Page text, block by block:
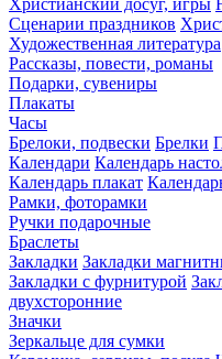
Сценарии праздников
Художественная литература
Рассказы, повести, романы
Подарки, сувениры
Плакаты
Часы
Брелоки, подвески Брелки
Календари Календарь
Календарь плакат
Рамки, фоторамки
Ручки подарочные
Браслеты
Закладки Закладки
Закладки с фурнитурой
двухсторонние
Значки
Зеркальце для сумки